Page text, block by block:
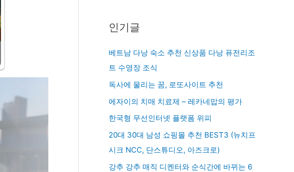
인기글
베트남 다낭 숙소 추천 신상품 다낭 퓨전리조
트 수영장 조식
독사에 물리는 꿈, 로또사이트 추천
에자이의 치매 치료제 – 레카네맙의 평가
한국형 무선인터넷 플랫폼 위피
20대 30대 남성 쇼핑몰 추천 BEST3 (뉴치프
시크 NCC, 단스튜디오, 아즈크로)
강추 강추 매직 디켄터와 순식간에 바뀌는 6